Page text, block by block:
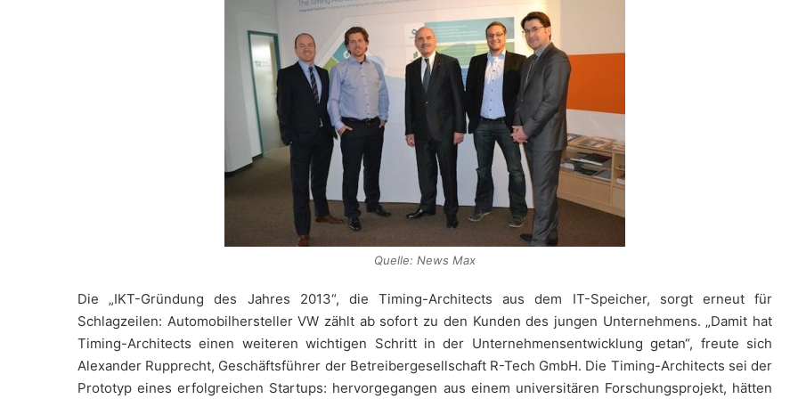
Quelle: News Max
Die „IKT-Gründung des Jahres 2013“, die Timing-Architects aus dem IT-Speicher, sorgt erneut für
Schlagzeilen: Automobilhersteller VW zählt ab sofort zu den Kunden des jungen Unternehmens. „Damit hat
Timing-Architects einen weiteren wichtigen Schritt in der Unternehmensentwicklung getan“, freute sich
Alexander Rupprecht, Geschäftsführer der Betreibergesellschaft R-Tech GmbH. Die Timing-Architects sei der
Prototyp eines erfolgreichen Startups: hervorgegangen aus einem universitären Forschungsprojekt, hätten